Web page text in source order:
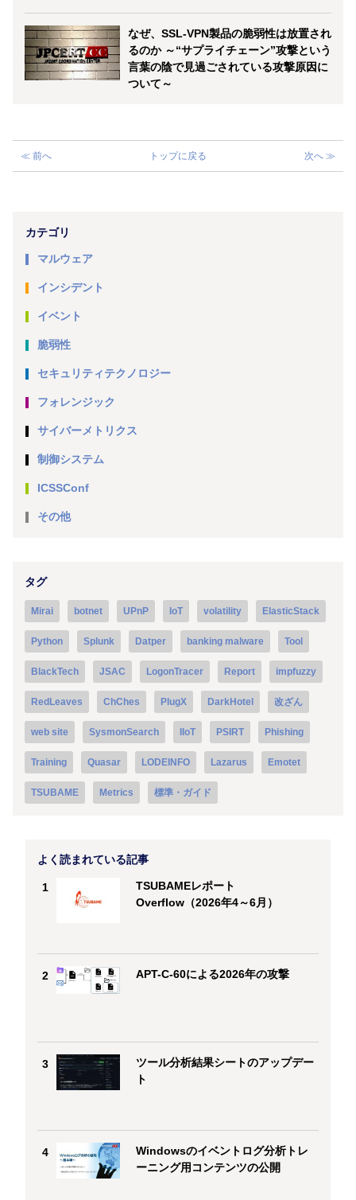
なぜ、SSL-VPN製品の脆弱性は放置され
るのか ～“サプライチェーン”攻撃という
言葉の陰で見過ごされている攻撃原因に
ついて～
≪ 前へ トップに戻る 次へ ≫
カテゴリ
マルウェア
インシデント
イベント
脆弱性
セキュリティテクノロジー
フォレンジック
サイバーメトリクス
制御システム
ICSSConf
その他
タグ
Mirai botnet UPnP IoT volatility ElasticStack
Python Splunk Datper banking malware Tool
BlackTech JSAC LogonTracer Report impfuzzy
RedLeaves ChChes PlugX DarkHotel 改ざん
web site SysmonSearch IIoT PSIRT Phishing
Training Quasar LODEINFO Lazarus Emotet
TSUBAME Metrics 標準・ガイド
よく読まれている記事
1
TSUBAMEレポート
Overflow（2026年4～6月）
2 APT-C-60による2026年の攻撃
3
ツール分析結果シートのアップデー
ト
4
Windowsのイベントログ分析トレ
ーニング用コンテンツの公開